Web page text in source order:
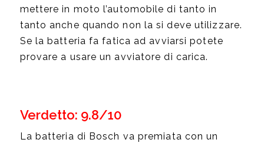
mettere in moto l’automobile di tanto in
tanto anche quando non la si deve utilizzare.
Se la batteria fa fatica ad avviarsi potete
provare a usare un avviatore di carica.
Verdetto: 9.8/10
La batteria di Bosch va premiata con un